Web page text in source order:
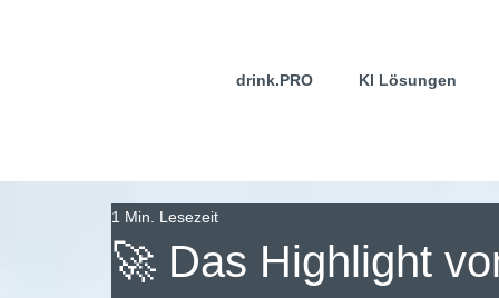
drink.PRO KI Lösungen
🚀 Das Highlight
1 Min. Lesezeit